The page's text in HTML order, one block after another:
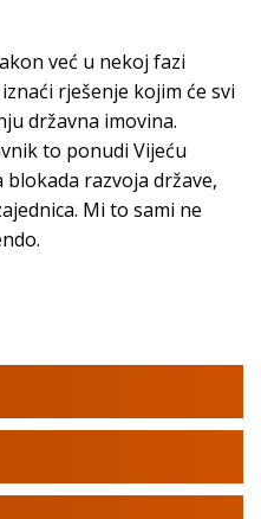
već u nekoj fazi
rješenje kojim će svi
državna imovina.
to ponudi Vijeću
razvoja države,
Mi to sami ne